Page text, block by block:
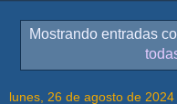
Mostrando entradas
lunes, 26 de agosto de 2024